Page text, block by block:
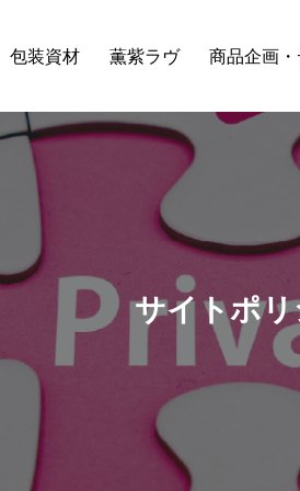
包装資材 薫紫ラヴ 商品企画
サイトポリ